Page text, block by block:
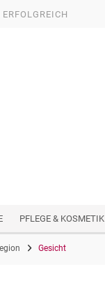
PFLEGE & KOSMETIK
Gesicht